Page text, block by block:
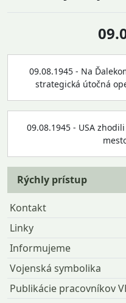
09.08.1945 - Na
strategická útočná
09.08.1945 - USA
Rýchly prístup
Kontakt
Linky
Informujeme
Vojenská symbolika
Publikácie pracovníkov